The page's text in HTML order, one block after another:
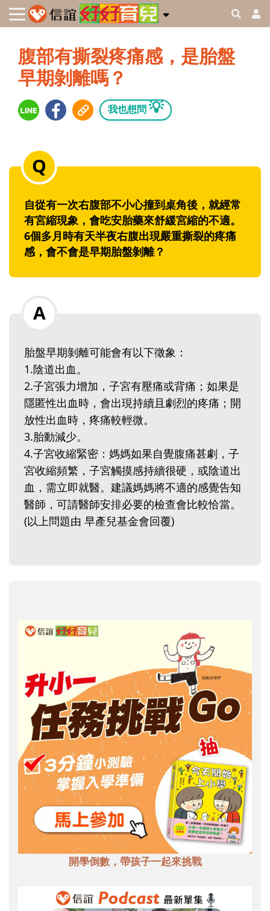
腹部有撕裂疼痛感，是胎盤
早期剝離嗎？
我也想問 💡
自從有一次右腹部不小心撞到桌角後，就經常
有宮縮現象，會吃安胎藥來舒緩宮縮的不適。
6個多月時有天半夜右腹出現嚴重撕裂的疼痛
感，會不會是早期胎盤剝離？
胎盤早期剝離可能會有以下徵象：
1.陰道出血。
2.子宮張力增加，子宮有壓痛或背痛；如果是
隱匿性出血時，會出現持續且劇烈的疼痛；開
放性出血時，疼痛較輕微。
3.胎動減少。
4.子宮收縮緊密：媽媽如果自覺腹痛甚劇，子
宮收縮頻繁，子宮觸摸感持續很硬，或陰道出
血，需立即就醫。建議媽媽將不適的感覺告知
醫師，可請醫師安排必要的檢查會比較恰當。
(以上問題由 早產兒基金會回覆)
開學倒數，帶孩子一起來挑戰